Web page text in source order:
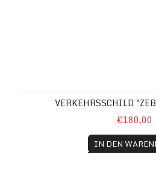
VERKEHRSSCHILD
€180,00
IN DEN